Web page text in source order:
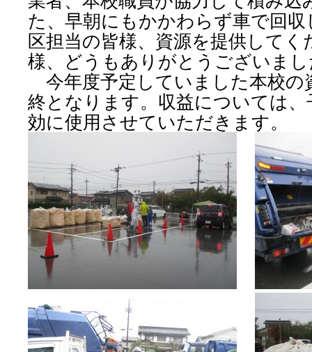
た、早朝にもかかわらず車で回
区担当の皆様、資源を提供してく
様、どうもありがとうございま
今年度予定していました本校の
終となります。収益については
効に使用させていただきます。